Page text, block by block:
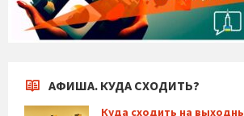
АФИША. КУДА СХОДИТЬ?
Куда сходить на